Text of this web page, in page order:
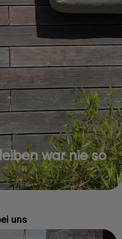
war nie so
uns